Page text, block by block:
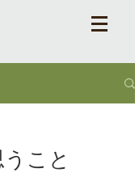
こと